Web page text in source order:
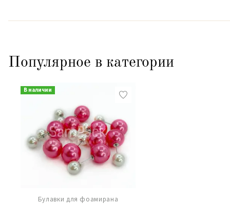
Популярное в категории
В наличии
Булавки для фоамирана